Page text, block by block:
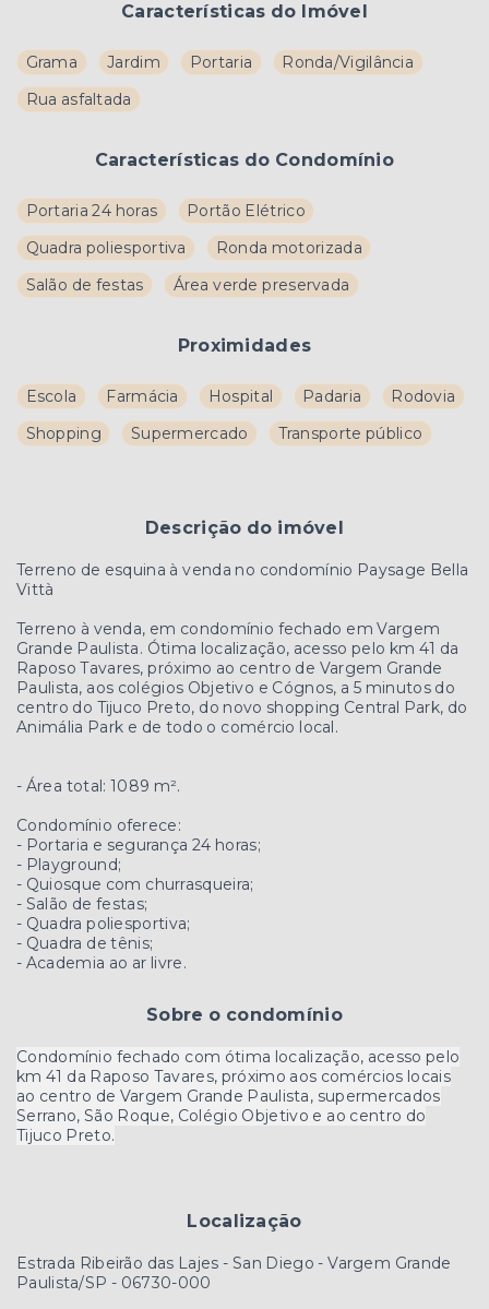
Características do Imóvel
Grama Jardim Portaria
Ronda/Vigilância
Rua asfaltada
Características do Condomínio
Portaria 24 horas
Portão Elétrico
Quadra poliesportiva
Ronda motorizada
Salão de festas
Área verde preservada
Proximidades
Escola Farmácia Hospital Padaria
Rodovia
Shopping
Supermercado Transporte público
Descrição do imóvel
Terreno de esquina à venda no condomínio Paysage Bella
Vittà
Terreno à venda, em condomínio fechado em Vargem
Grande Paulista. Ótima localização, acesso pelo km 41 da
Raposo Tavares, próximo ao centro de Vargem Grande
Paulista, aos colégios Objetivo e Cógnos, a 5 minutos do
centro do Tijuco Preto, do novo shopping Central Park, do
Animália Park e de todo o comércio local.
- Área total: 1089 m².
Condomínio oferece:
- Portaria e segurança 24 horas;
- Playground;
- Quiosque com churrasqueira;
- Salão de festas;
- Quadra poliesportiva;
- Quadra de tênis;
- Academia ao ar livre.
Sobre o condomínio
Condomínio fechado com ótima localização, acesso pelo
km 41 da Raposo Tavares, próximo aos comércios locais
ao centro de Vargem Grande Paulista, supermercados
Serrano, São Roque, Colégio Objetivo e ao centro do
Tijuco Preto.
Localização
Estrada Ribeirão das Lajes - San Diego - Vargem Grande
Paulista/SP - 06730-000